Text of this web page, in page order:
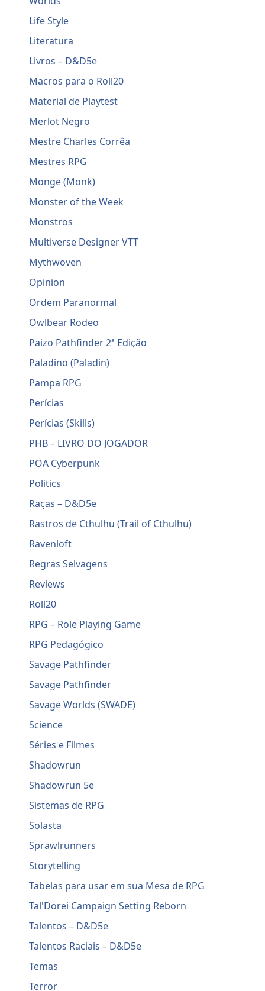
Life Style
Literatura
Livros – D&D5e
Macros para o Roll20
Material de Playtest
Merlot Negro
Mestre Charles Corrêa
Mestres RPG
Monge (Monk)
Monster of the Week
Monstros
Multiverse Designer VTT
Mythwoven
Opinion
Ordem Paranormal
Owlbear Rodeo
Paizo Pathfinder 2ª Edição
Paladino (Paladin)
Pampa RPG
Perícias
Perícias (Skills)
PHB – LIVRO DO JOGADOR
POA Cyberpunk
Politics
Raças – D&D5e
Rastros de Cthulhu (Trail of Cthulhu)
Ravenloft
Regras Selvagens
Reviews
Roll20
RPG – Role Playing Game
RPG Pedagógico
Savage Pathfinder
Savage Pathfinder
Savage Worlds (SWADE)
Science
Séries e Filmes
Shadowrun
Shadowrun 5e
Sistemas de RPG
Solasta
Sprawlrunners
Storytelling
Tabelas para usar em sua Mesa de RPG
Tal'Dorei Campaign Setting Reborn
Talentos – D&D5e
Talentos Raciais – D&D5e
Temas
Terror